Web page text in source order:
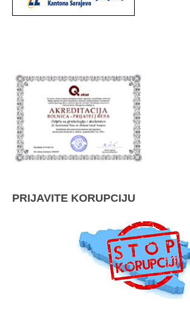
PRIJAVITE KORUPCIJU